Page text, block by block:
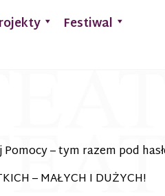
Festiwal
– tym razem pod
– MAŁYCH I DUŻYCH!